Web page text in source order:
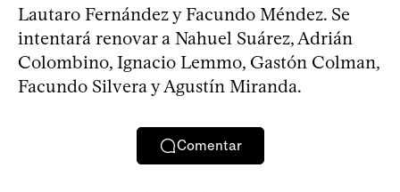
Lautaro Fernández y Facundo Méndez. Se
intentará renovar a Nahuel Suárez, Adrián
Colombino, Ignacio Lemmo, Gastón Colman,
Facundo Silvera y Agustín Miranda.
Comentar